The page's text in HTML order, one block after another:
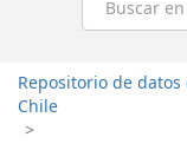
Repositorio de
Chile
>